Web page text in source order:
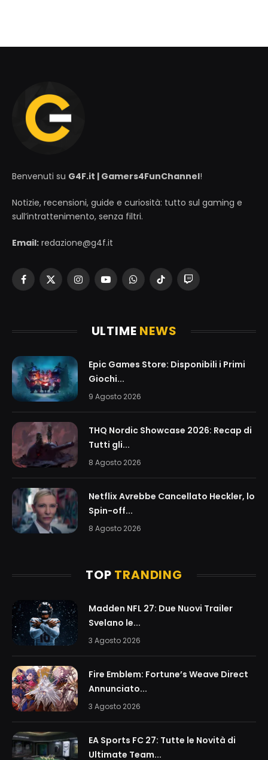
Benvenuti su G4F.it | Gamers4FunChannel!
Notizie, recensioni, guide e curiosità: tutto sul gaming e
sull’intrattenimento, senza filtri.
Email: redazione@g4f.it
Facebook
X
InstagramYouTubeWhatsAppTikTokTwitch
ULTIME NEWS
Epic Games Store: Disponibili i Primi
Giochi...
9 Agosto 2026
THQ Nordic Showcase 2026: Recap di
Tutti gli...
8 Agosto 2026
Netflix Avrebbe Cancellato Heckler, lo
Spin-off...
8 Agosto 2026
TOP TRANDING
Madden NFL 27: Due Nuovi Trailer
Svelano le...
3 Agosto 2026
Fire Emblem: Fortune’s Weave Direct
Annunciato...
3 Agosto 2026
EA Sports FC 27: Tutte le Novità di
Ultimate Team...